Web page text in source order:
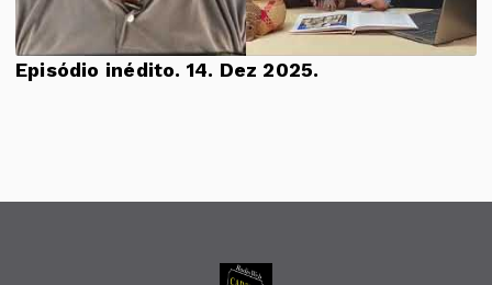
Episódio inédito. 14. Dez 2025.